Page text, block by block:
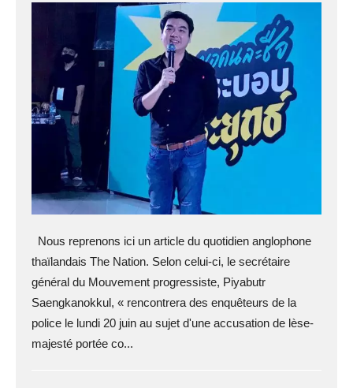
Nous reprenons ici un article du quotidien anglophone
thaïlandais The Nation. Selon celui-ci, le secrétaire
général du Mouvement progressiste, Piyabutr
Saengkanokkul, « rencontrera des enquêteurs de la
police le lundi 20 juin au sujet d'une accusation de lèse-
majesté portée co...